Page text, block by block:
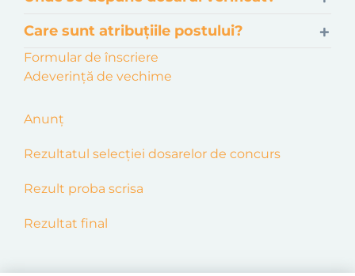
Care sunt atribuțiile postului?
Formular de înscriere
Adeverință de vechime
Anunț
Rezultatul selecţiei dosarelor de concurs
Rezult proba scrisa
Rezultat final